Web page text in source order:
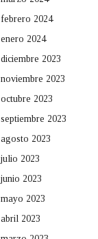
febrero 2024
enero 2024
diciembre 2023
noviembre 2023
octubre 2023
septiembre 2023
agosto 2023
julio 2023
junio 2023
mayo 2023
abril 2023